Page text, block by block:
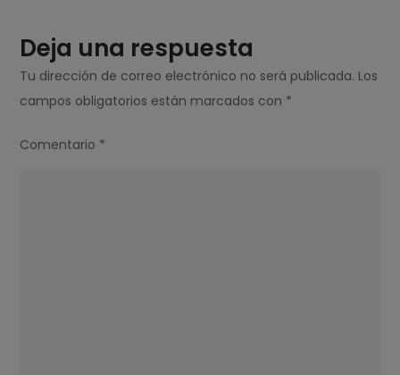
Deja una respuesta
Tu dirección de correo electrónico no será publicada. Los
campos obligatorios están marcados con *
Comentario *